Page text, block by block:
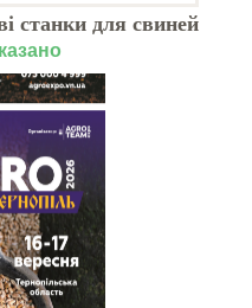
станки для свиней